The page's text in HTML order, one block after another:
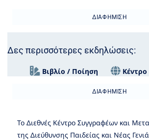
ΔΙΑΦΉΜΙΣΗ
Δες περισσότερες εκδηλώσεις:
Βιβλίο / Ποίηση
ΔΙΑΦΉΜΙΣΗ
Το Διεθνές Κέντρο Συγγραφέων και
της Διεύθυνσης Παιδείας και Νέας